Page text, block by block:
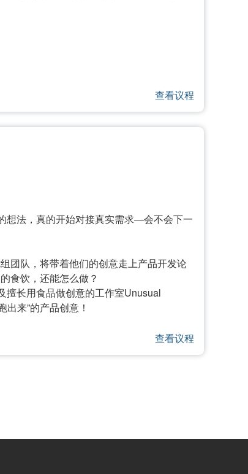
查看议程
想法，真的开始对接真实需求—会不会下一
团队，将带着他们的创意走上产品开发论
食饮，还能怎么做？
擅长用食品做创意的工作室Unusual
来”的产品创意！
查看议程